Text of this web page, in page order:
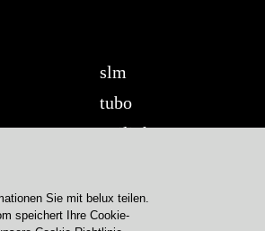
slm
tubo
twilight
u-turn
Sie mit belux teilen.
speichert Ihre Cookie-